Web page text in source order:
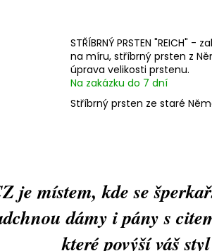
STŘÍBRNÝ PRSTEN
na míru, stříbrný prsten z
úprava velikosti prstenu.
Na zakázku do 7 dní
Stříbrný prsten ze staré
je místem, kde se
dámy i pány s
které povýší váš